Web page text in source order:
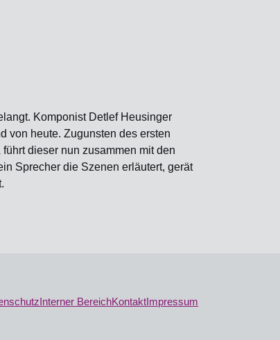
Komponist Detlef Heusinger
von heute. Zugunsten des ersten
dieser nun zusammen mit den
Sprecher die Szenen erläutert, gerät
Interner BereichKontaktImpressum